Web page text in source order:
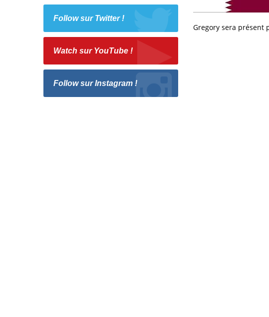
Follow sur Twitter !
Watch sur YouTube !
Follow sur Instagram !
Gregory sera présent